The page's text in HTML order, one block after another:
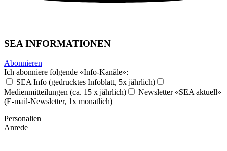
SEA INFORMATIONEN
Abonnieren
Ich abonniere folgende «Info-Kanäle»:
SEA Info (gedrucktes Infoblatt, 5x jährlich)
Medienmitteilungen (ca. 15 x jährlich)
Newsletter «SEA aktuell»
(E-mail-Newsletter, 1x monatlich)
Personalien
Anrede